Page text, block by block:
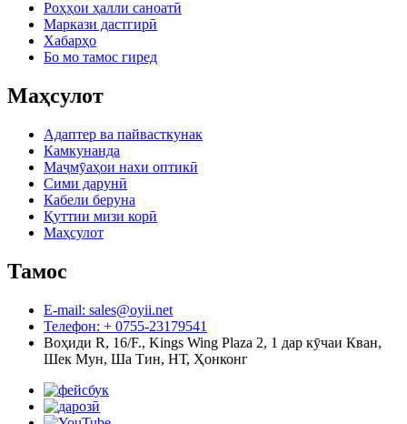
Роҳҳои ҳалли саноатӣ
Маркази дастгирӣ
Хабарҳо
Бо мо тамос гиред
Маҳсулот
Адаптер ва пайвасткунак
Камкунанда
Маҷмӯаҳои нахи оптикӣ
Сими дарунӣ
Кабели беруна
Қуттии мизи корӣ
Маҳсулот
Тамос
E-mail: sales@oyii.net
Телефон: + 0755-23179541
Воҳиди R, 16/F., Kings Wing Plaza 2, 1 дар кӯчаи Кван,
Шек Мун, Ша Тин, НТ, Ҳонконг